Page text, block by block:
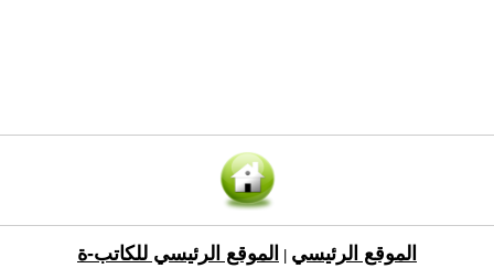
الموقع الرئيسي الموقع الرئيسي للكاتب-ة